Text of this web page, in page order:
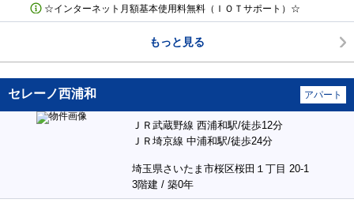
☆インターネット月額基本使用料無料（ＩＯＴサポート）☆
もっと見る
セレーノ西浦和 アパート
ＪＲ武蔵野線 西浦和駅/徒歩12分
ＪＲ埼京線 中浦和駅/徒歩24分
埼玉県さいたま市桜区桜田１丁目 20-1
3階建 / 築0年